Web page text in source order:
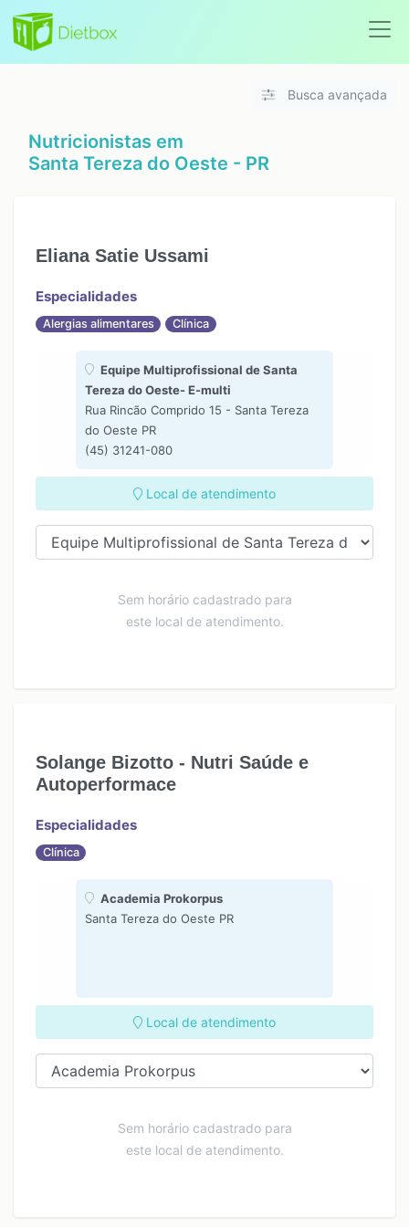
Busca avançada
Nutricionistas em
Santa Tereza do Oeste - PR
Eliana Satie Ussami
Especialidades
Alergias alimentares Clínica
Equipe Multiprofissional de Santa
Tereza do Oeste- E-multi
Rua Rincão Comprido 15 - Santa Tereza
do Oeste PR
(45) 31241-080
Local de atendimento
Sem horário cadastrado para
este local de atendimento.
Solange Bizotto - Nutri Saúde e
Autoperformace
Especialidades
Clínica
Academia Prokorpus
Santa Tereza do Oeste PR
Local de atendimento
Sem horário cadastrado para
este local de atendimento.